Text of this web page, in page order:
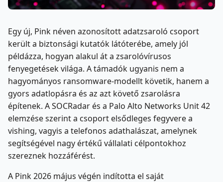
Egy új, Pink néven azonosított adatzsaroló csoport
került a biztonsági kutatók látóterébe, amely jól
példázza, hogyan alakul át a zsarolóvírusos
fenyegetések világa. A támadók ugyanis nem a
hagyományos ransomware-modellt követik, hanem a
gyors adatlopásra és az azt követő zsarolásra
építenek. A SOCRadar és a Palo Alto Networks Unit 42
elemzése szerint a csoport elsődleges fegyvere a
vishing, vagyis a telefonos adathalászat, amelynek
segítségével nagy értékű vállalati célpontokhoz
szereznek hozzáférést.
A Pink 2026 május végén indította el saját